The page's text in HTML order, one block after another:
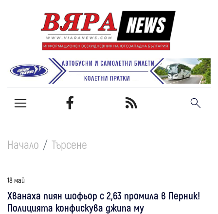
Начало Търсене
18 май
Хванаха пиян шофьор с 2,63 промила в Перник!
Полицията конфискува джипа му